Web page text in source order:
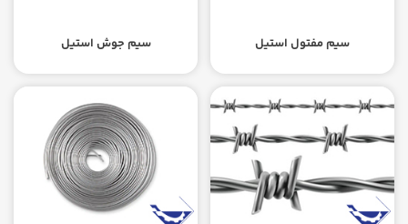
سیم مفتول استیل سیم جوش استیل